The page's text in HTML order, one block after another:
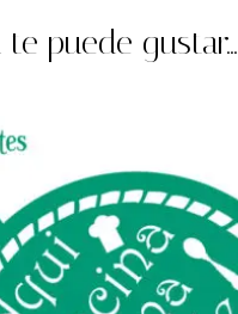
te puede gustar...